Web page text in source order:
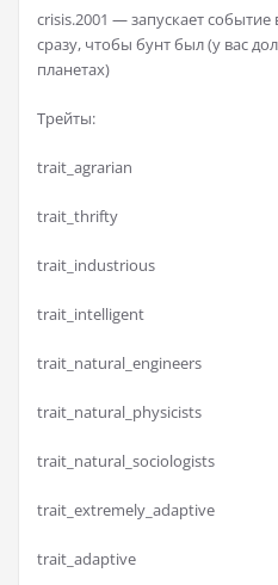
crisis.2001 — запускает событие
сразу, чтобы бунт был (у вас
планетах)
Трейты:
trait_agrarian
trait_thrifty
trait_industrious
trait_intelligent
trait_natural_engineers
trait_natural_physicists
trait_natural_sociologists
trait_extremely_adaptive
trait_adaptive